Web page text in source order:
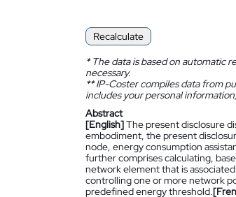
Recalculate
*The data is based on automatic
necessary.
**IP-Coster compiles data from
includes your personal
Abstract
[English]The present disclosure
embodiment, the present
node, energy consumption
further comprises calculating,
network element that is
controlling one or more network
predefined energy threshold.